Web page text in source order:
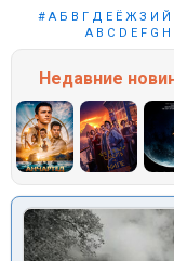
# А Б В Г Д Е Ё Ж З И Й
A B C D E F G H
Недавние